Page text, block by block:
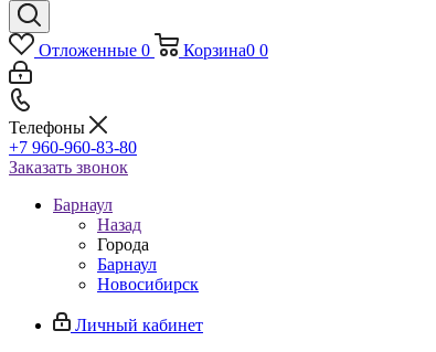
Отложенные 0 Корзина0 0
Телефоны
+7 960-960-83-80
Заказать звонок
Барнаул
Назад
Города
Барнаул
Новосибирск
Личный кабинет